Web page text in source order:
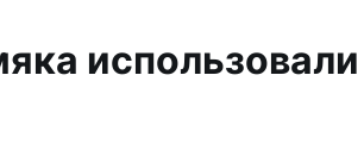
использовали